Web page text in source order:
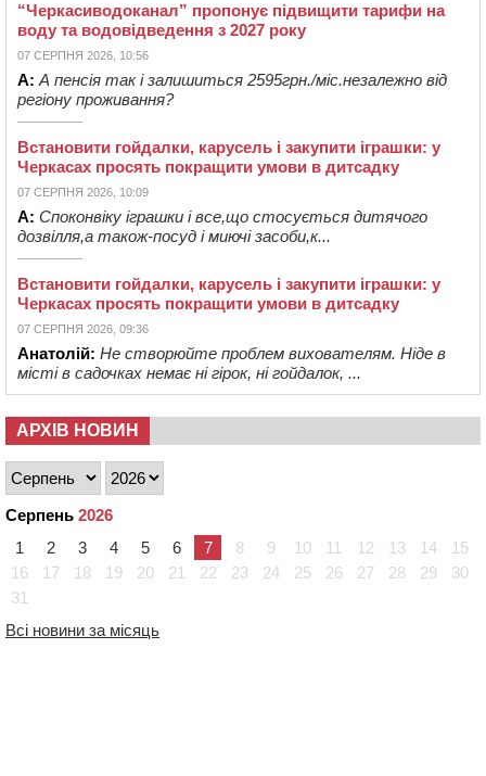
“Черкасиводоканал” пропонує підвищити тарифи на
воду та водовідведення з 2027 року
07 СЕРПНЯ 2026, 10:56
А: А пенсія так і залишиться 2595грн./міс.незалежно від
регіону проживання?
Встановити гойдалки, карусель і закупити іграшки: у
Черкасах просять покращити умови в дитсадку
07 СЕРПНЯ 2026, 10:09
А: Споконвіку іграшки і все,що стосується дитячого
дозвілля,а також-посуд і миючі засоби,к...
Встановити гойдалки, карусель і закупити іграшки: у
Черкасах просять покращити умови в дитсадку
07 СЕРПНЯ 2026, 09:36
Анатолій: Не створюйте проблем вихователям. Ніде в
місті в садочках немає ні гірок, ні гойдалок, ...
АРХІВ НОВИН
Серпень 2026
1
2 3 4 5 6 7 8 9 10 11 12 13 14
15
16
17 18 19 20 21 22 23 24 25 26 27 28 29
30
31
Всі новини за місяць